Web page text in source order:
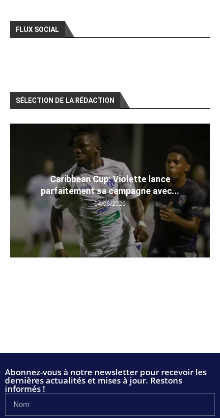
FLUX SOCIAL
SÉLECTION DE LA RÉDACTION
Caribbean Cup: Violette lance
parfaitement sa campagne avec...
04/08/2026
Abonnez-vous à notre newsletter pour recevoir les
dernières actualités et mises à jour. Restons
informés !